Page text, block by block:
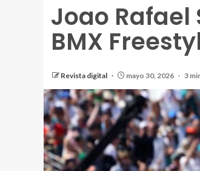
Joao Rafael
BMX
Revista digital mayo 30, 2026 3